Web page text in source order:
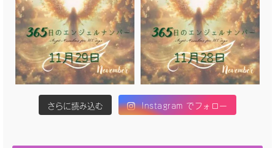
さらに読み込む Instagram でフォロー